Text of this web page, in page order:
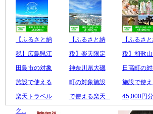
【ふるさと納
税】広島県江
田島市の対象
施設で使える
楽天トラベル
ク...
【ふるさと納
税】楽天限定
神奈川県大磯
町の対象施設
で使える楽天...
【ふるさ
税】和歌山
日高町の対
施設で使え
45,000円
...